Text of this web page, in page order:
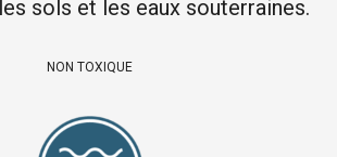
sols et les eaux souterraines.
NON TOXIQUE